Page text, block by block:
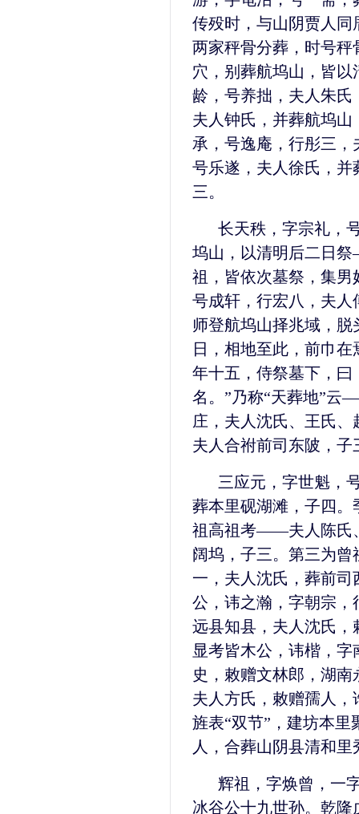
传殁时，与山阴贾人
两家秤骨分葬，时号
穴，别葬航坞山，皆
龄，号养拙，夫人朱
夫人钟氏，并葬航坞
承，号逸庵，行彤三
号乐遂，夫人徐氏，
三。
长天秩，字宗礼，
坞山，以清明后二日
祖，皆依次墓祭，集
号成轩，行宏八，夫
师登航坞山择兆域，
日，相地至此，前巾
年十五，侍祭墓下，曰
名。”乃称“天葬地”云
庄，夫人沈氏、王氏
夫人合祔前司东陂，子
三应元，字世魁，
葬本里砚湖滩，子四
祖高祖考——夫人陈氏
阔坞，子三。第三为
一，夫人沈氏，葬前
公，讳之瀚，字朝宗
远县知县，夫人沈氏
显考皆木公，讳楷，
史，敕赠文林郎，湖
夫人方氏，敕赠孺人
旌表“双节”，建坊本
人，合葬山阴县清和里
辉祖，字焕曾，一
冰谷公十九世孙。乾